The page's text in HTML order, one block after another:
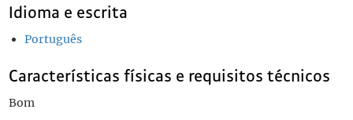
Idioma e escrita
Português
Características físicas e requisitos técnicos
Bom